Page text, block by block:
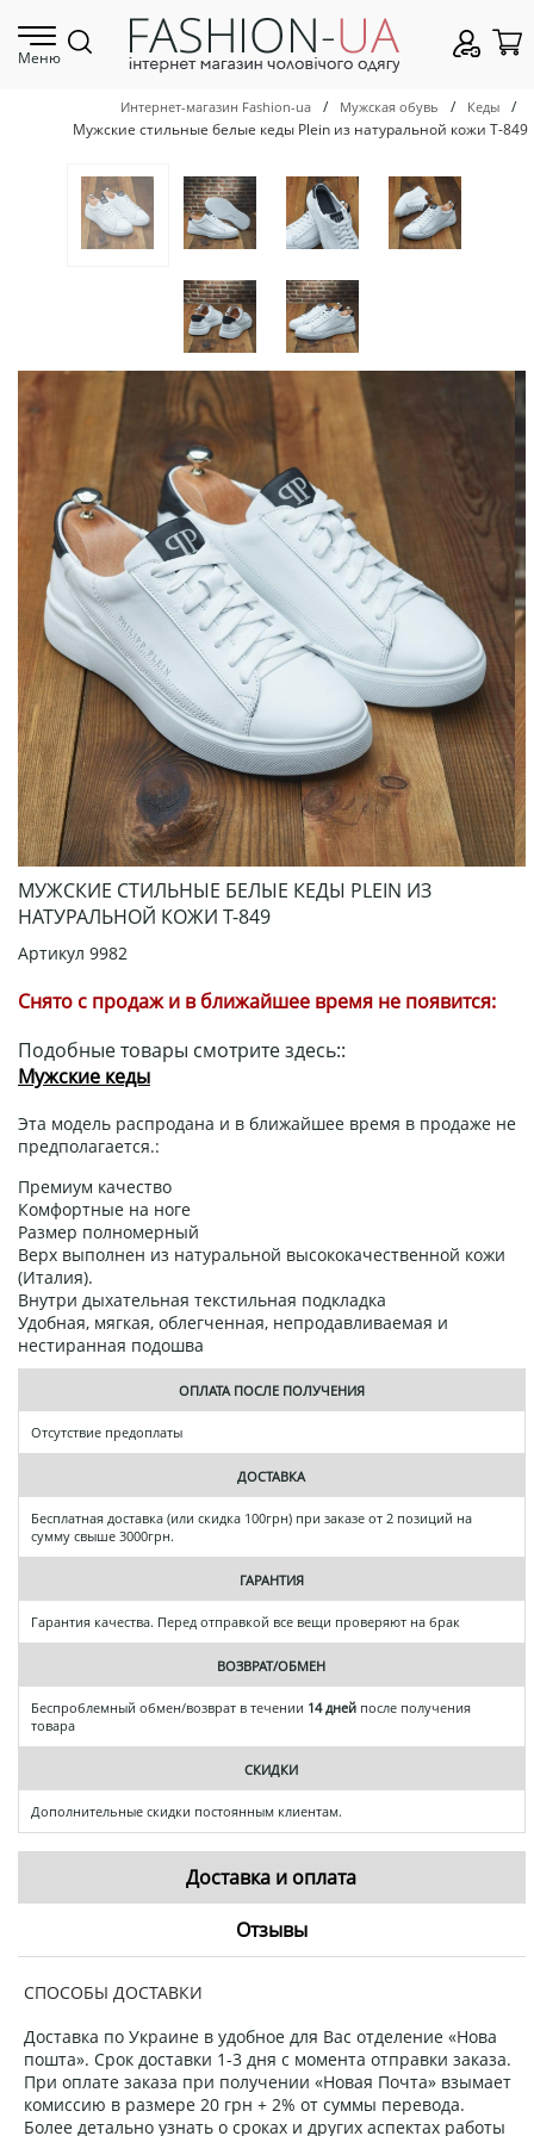
Меню
Интернет-магазин Fashion-ua / Мужская обувь / Кеды
/
Мужские стильные белые кеды Plein из натуральной кожи Т-849
МУЖСКИЕ СТИЛЬНЫЕ БЕЛЫЕ КЕДЫ PLEIN ИЗ
НАТУРАЛЬНОЙ КОЖИ Т-849
Артикул 9982
Снято с продаж и в ближайшее время не появится:
Подобные товары смотрите здесь::
Мужские кеды
Эта модель распродана и в ближайшее время в продаже не
предполагается.:
Премиум качество
Комфортные на ноге
Размер полномерный
Верх выполнен из натуральной высококачественной кожи
(Италия).
Внутри дыхательная текстильная подкладка
Удобная, мягкая, облегченная, непродавливаемая и
нестиранная подошва
ОПЛАТА ПОСЛЕ ПОЛУЧЕНИЯ
Отсутствие предоплаты
ДОСТАВКА
Бесплатная доставка (или скидка 100грн) при заказе от 2 позиций на
сумму свыше 3000грн.
ГАРАНТИЯ
Гарантия качества. Перед отправкой все вещи проверяют на брак
ВОЗВРАТ/ОБМЕН
Беспроблемный обмен/возврат в течении 14 дней после получения
товара
СКИДКИ
Дополнительные скидки постоянным клиентам.
Доставка и оплата
Отзывы
СПОСОБЫ ДОСТАВКИ
Доставка по Украине в удобное для Вас отделение «Нова
пошта». Срок доставки 1-3 дня с момента отправки заказа.
При оплате заказа при получении «Новая Почта» взымает
комиссию в размере 20 грн + 2% от суммы перевода.
Более детально узнать о сроках и других аспектах работы